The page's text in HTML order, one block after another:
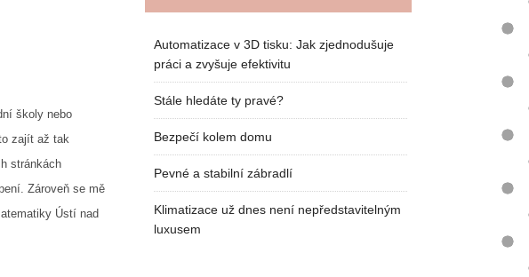
školy nebo
zajít až tak
stránkách
Zároveň se mě
Ústí nad
Automatizace v 3D tisku: Jak zjednodušuje
práci a zvyšuje efektivitu
Stále hledáte ty pravé?
Bezpečí kolem domu
Pevné a stabilní zábradlí
Klimatizace už dnes není nepředstavitelným
luxusem